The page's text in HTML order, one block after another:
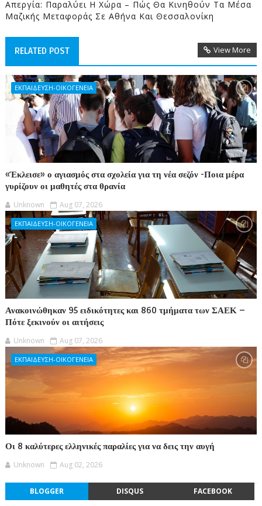
Απεργία: Παραλύει Η Χώρα – Πώς Θα Κινηθούν Τα Μέσα
Μαζικής Μεταφοράς Σε Αθήνα Και Θεσσαλονίκη
RELATED POST View More
ΕΚΠΑΙΔΕΥΣΗ-ΟΙΚΟΓΕΝΕΙΑ
«Έκλεισε» ο αγιασμός στα σχολεία για τη νέα σεζόν -Ποια μέρα
γυρίζουν οι μαθητές στα θρανία
Unknown Aug 07, 2026
ΕΚΠΑΙΔΕΥΣΗ-ΟΙΚΟΓΕΝΕΙΑ
Ανακοινώθηκαν 95 ειδικότητες και 860 τμήματα των ΣΑΕΚ –
Πότε ξεκινούν οι αιτήσεις
Unknown Aug 07, 2026
ΕΚΠΑΙΔΕΥΣΗ-ΟΙΚΟΓΕΝΕΙΑ
Οι 8 καλύτερες ελληνικές παραλίες για να δεις την αυγή
Unknown Aug 02, 2026
BLOGGER DISQUS FACEBOOK